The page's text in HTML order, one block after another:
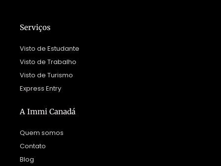
Serviços
Visto de Estudante
Visto de Trabalho
Visto de Turismo
Express Entry
A Immi Canadá
Quem somos
Contato
Blog